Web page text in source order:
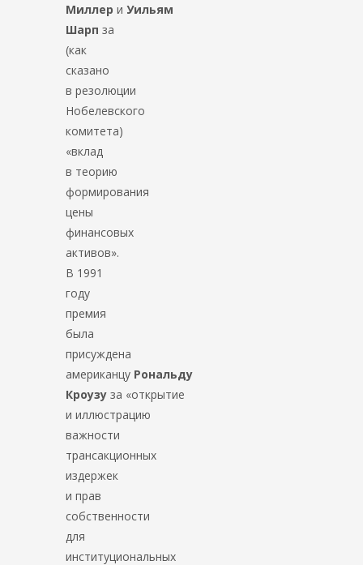
Миллер иУильям
Шарп за
(как
сказано
в резолюции
Нобелевского
комитета)
«вклад
в теорию
формирования
цены
финансовых
активов».
В 1991
году
премия
была
присуждена
американцу Рональду
Кроузу за «открытие
и иллюстрацию
важности
трансакционных
издержек
и прав
собственности
для
институциональных